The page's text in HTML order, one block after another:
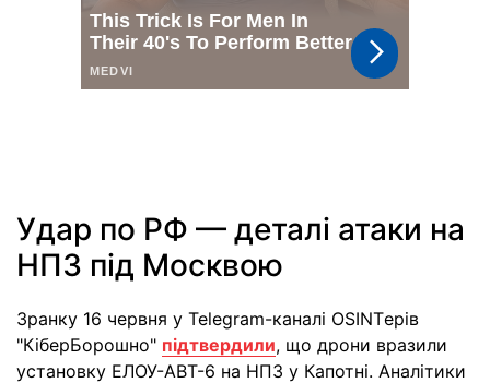
Удар по РФ — деталі атаки на
НПЗ під Москвою
Зранку 16 червня у Telegram-каналі OSINTерів
"КіберБорошно" підтвердили, що дрони вразили
установку ЕЛОУ-АВТ-6 на НПЗ у Капотні. Аналітики